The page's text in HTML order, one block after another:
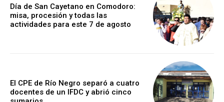
Día de San Cayetano en Comodoro:
misa, procesión y todas las
actividades para este 7 de agosto
El CPE de Río Negro separó a cuatro
docentes de un IFDC y abrió cinco